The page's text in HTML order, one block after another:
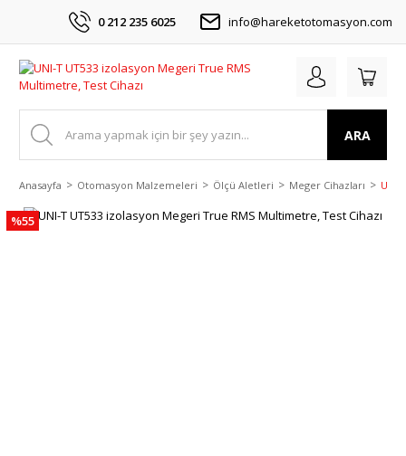
0 212 235 6025 info@hareketotomasyon.com
ARA
Anasayfa Otomasyon Malzemeleri Ölçü Aletleri Meger Cihazları UNI-
%55